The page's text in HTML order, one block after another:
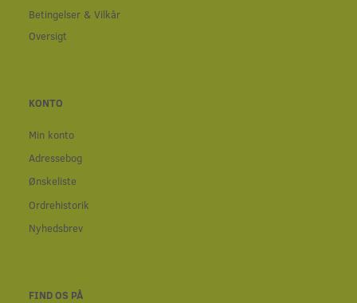
Betingelser & Vilkår
Oversigt
KONTO
Min konto
Adressebog
Ønskeliste
Ordrehistorik
Nyhedsbrev
FIND OS PÅ